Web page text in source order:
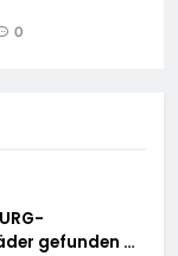
0
gefunden –